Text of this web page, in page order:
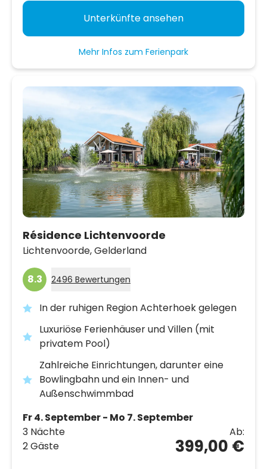
Unterkünfte ansehen
Mehr Infos zum Ferienpark
Résidence Lichtenvoorde
Lichtenvoorde,Gelderland
8.3 2496 Bewertungen
In der ruhigen Region Achterhoek gelegen
Luxuriöse Ferienhäuser und Villen (mit
privatem Pool)
Zahlreiche Einrichtungen, darunter eine
Bowlingbahn und ein Innen- und
Außenschwimmbad
Fr 4. September - Mo 7. September
3 Nächte
2 Gäste
Ab:
399,00 €